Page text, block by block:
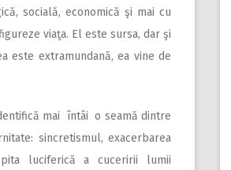
socială, economică şi mai cu
viaţa. El este sursa, dar şi
este extramundană, ea vine de
mai întâi o seamă dintre
sincretismul, exacerbarea
luciferică a cuceririi lumii